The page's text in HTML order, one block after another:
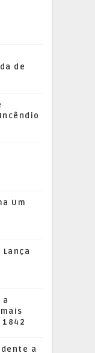
de
Um
a